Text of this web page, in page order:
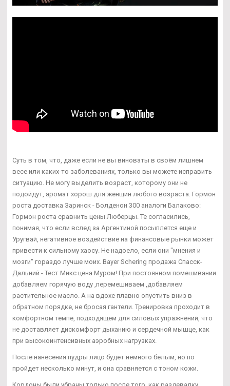
Суть в том, что, даже если не вы виноваты в своём лишнем
весе или каких-то заболеваниях, только вы можете исправить
ситуацию. Не могу выделить возраст, которому они не
подойдут, аромат хорош для женщин любого возраста. Гормон
роста доставка Заринск - Болденон 300 аналоги Балаково:
Гормон роста сравнить цены Люберцы. Те согласились,
понимая, что если вслед за Аргентиной посыплется еще и
Уругвай, негативное воздействие на финансовые рынки может
привести к сильному хаосу. Не надоело, если они "мнения и
мозги" гораздо лучше моих. Bayer Schering продажа Спасск-
Дальний - Тест Микс цена Муром! При постоянном помешивании
добавляем горячую воду ,перемешиваем ,добавляем
растительное масло. А на вдохе плавно опустить вниз в
обратном порядке, не бросая гантели. Тренировка проходит в
комфортном темпе, подходящем для силовых упражнений, что
не доставляет дискомфорт дыханию и сердечной мышце, как
при высокоинтенсивных аэробных нагрузках.
После нанесения пудры лицо будет немного белым, но по
пройдет несколько минут, и она сравняется с тоном кожи.